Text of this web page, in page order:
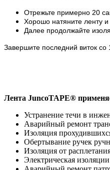
Отрежьте примерно 20
Хорошо натяните ленту
Далее продолжайте
Завершите последний виток
Лента JuncoTAPE®
Устранение течи в
Аварийный ремонт
Изоляция
Обертывание ручек
Изоляция от
Электрическая